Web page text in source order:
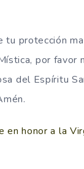
tu protección
por favor
del Espíritu
en honor a la